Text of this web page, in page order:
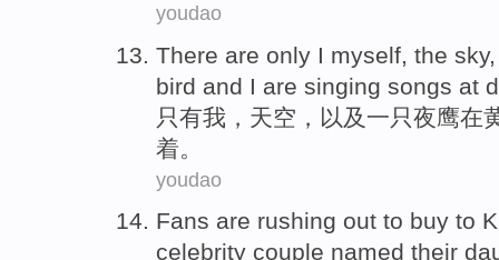
youdao
There are only I myself, the sky
bird and I are singing songs at
只有我 ， 天空 ， 以及 一 只夜鹰在
着。
youdao
Fans are rushing out to buy to
celebrity couple named their